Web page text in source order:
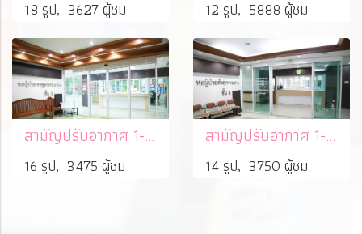
18 รูป, 3627 ผู้ชม 12 รูป, 5888 ผู้ชม
สามัญปรับอากาศ 1-3 (400)
16 รูป, 3475 ผู้ชม
สามัญปรับอากาศ 1-4 (400)
14 รูป, 3750 ผู้ชม